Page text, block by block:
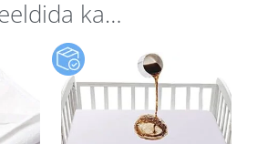
ka…